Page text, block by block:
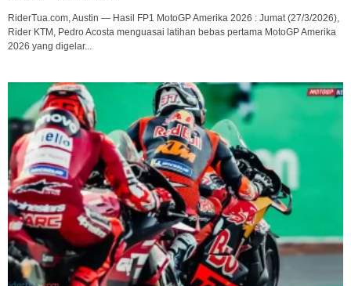
RiderTua.com, Austin — Hasil FP1 MotoGP Amerika 2026 : Jumat (27/3/2026),
Rider KTM, Pedro Acosta menguasai latihan bebas pertama MotoGP Amerika
2026 yang digelar...